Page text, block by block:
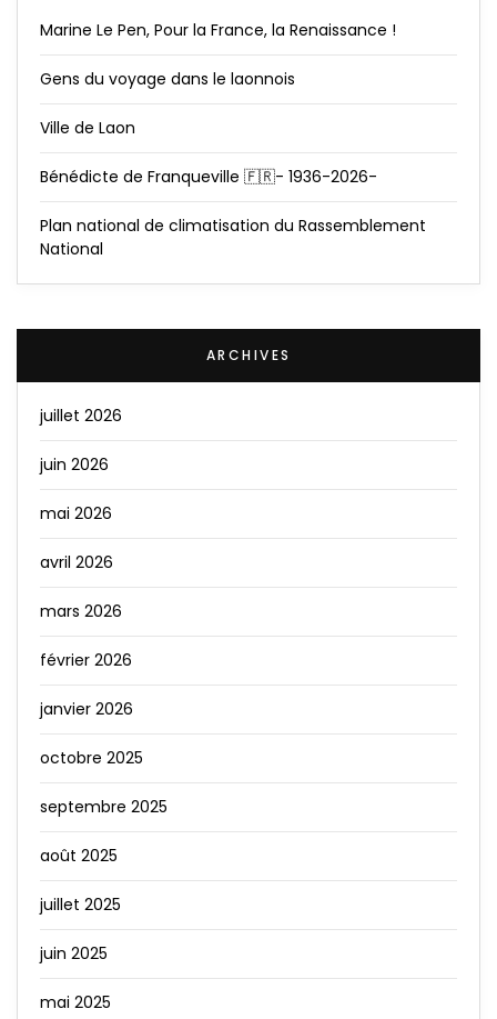
Marine Le Pen, Pour la France, la Renaissance !
Gens du voyage dans le laonnois
Ville de Laon
Bénédicte de Franqueville 🇫🇷- 1936-2026-
Plan national de climatisation du Rassemblement
National
ARCHIVES
juillet 2026
juin 2026
mai 2026
avril 2026
mars 2026
février 2026
janvier 2026
octobre 2025
septembre 2025
août 2025
juillet 2025
juin 2025
mai 2025